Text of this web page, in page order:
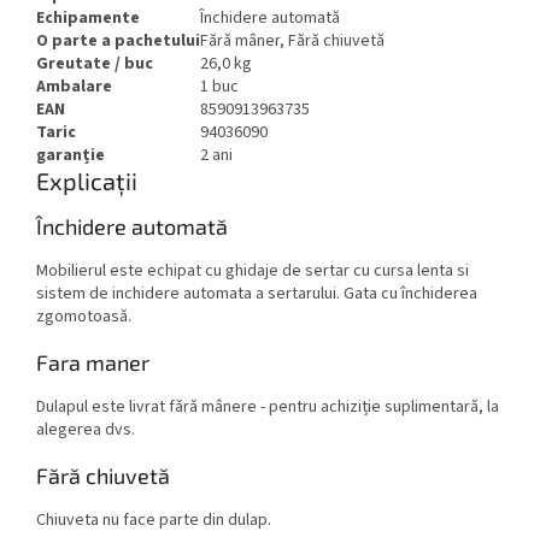
Echipamente
Închidere automată
O parte a pachetuluiFără mâner, Fără chiuvetă
Greutate / buc
26,0 kg
Ambalare
1 buc
EAN
8590913963735
Taric
94036090
garanție
2 ani
Explicații
Închidere automată
Mobilierul este echipat cu ghidaje de sertar cu cursa lenta si
sistem de inchidere automata a sertarului. Gata cu închiderea
zgomotoasă.
Fara maner
Dulapul este livrat fără mânere - pentru achiziție suplimentară, la
alegerea dvs.
Fără chiuvetă
Chiuveta nu face parte din dulap.